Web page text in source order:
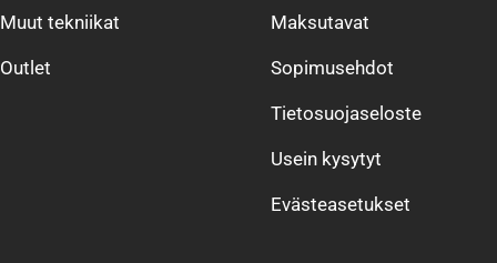
Muut tekniikat
Outlet
Maksutavat
Sopimusehdot
Tietosuojaseloste
Usein kysytyt
Evästeasetukset